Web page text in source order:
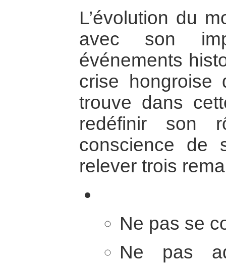
L’évolution du
avec son
événements
crise hongroise
trouve dans
redéfinir son
conscience de
relever trois
Ne pas se
Ne pas